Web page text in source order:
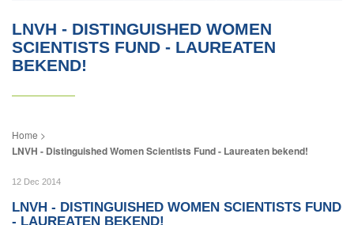
LNVH - DISTINGUISHED WOMEN
SCIENTISTS FUND - LAUREATEN
BEKEND!
LNVH - Distinguished Women Scientists Fund - Laureaten bekend!
12 Dec 2014
LNVH - DISTINGUISHED WOMEN SCIENTISTS FUND
- LAUREATEN BEKEND!